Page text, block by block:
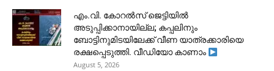
​എം.വി. കോറൽസ് ജെട്ടിയിൽ
അടുപ്പിക്കാനായില്ല; കപ്പലിനും
ബോട്ടിനുമിടയിലേക്ക് വീണ യാത്രക്കാരിയെ
രക്ഷപ്പെടുത്തി. വീഡിയോ കാണാം
August 5, 2026